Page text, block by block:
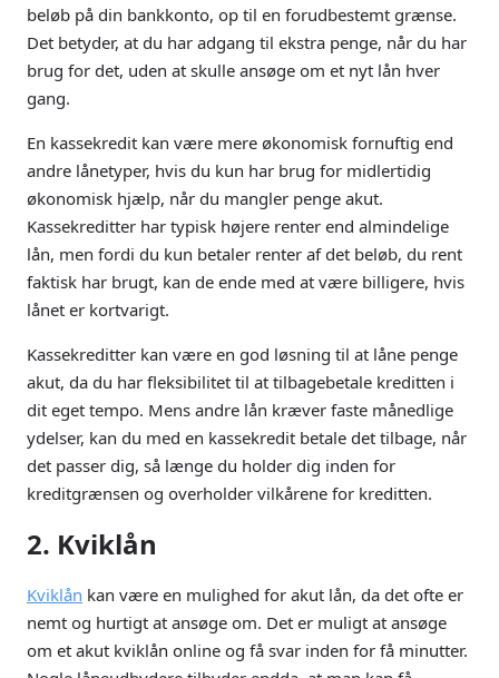
beløb på din bankkonto, op til en forudbestemt grænse.
Det betyder, at du har adgang til ekstra penge, når du har
brug for det, uden at skulle ansøge om et nyt lån hver
gang.
En kassekredit kan være mere økonomisk fornuftig end
andre lånetyper, hvis du kun har brug for midlertidig
økonomisk hjælp, når du mangler penge akut.
Kassekreditter har typisk højere renter end almindelige
lån, men fordi du kun betaler renter af det beløb, du rent
faktisk har brugt, kan de ende med at være billigere, hvis
lånet er kortvarigt.
Kassekreditter kan være en god løsning til at låne penge
akut, da du har fleksibilitet til at tilbagebetale kreditten i
dit eget tempo. Mens andre lån kræver faste månedlige
ydelser, kan du med en kassekredit betale det tilbage, når
det passer dig, så længe du holder dig inden for
kreditgrænsen og overholder vilkårene for kreditten.
2. Kviklån
Kviklån kan være en mulighed for akut lån, da det ofte er
nemt og hurtigt at ansøge om. Det er muligt at ansøge
om et akut kviklån online og få svar inden for få minutter.